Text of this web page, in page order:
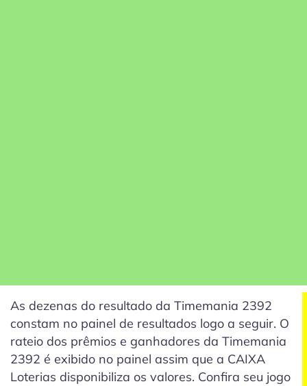
As dezenas do resultado da Timemania 2392
constam no painel de resultados logo a seguir. O
rateio dos prêmios e ganhadores da Timemania
2392 é exibido no painel assim que a CAIXA
Loterias disponibiliza os valores. Confira seu jogo